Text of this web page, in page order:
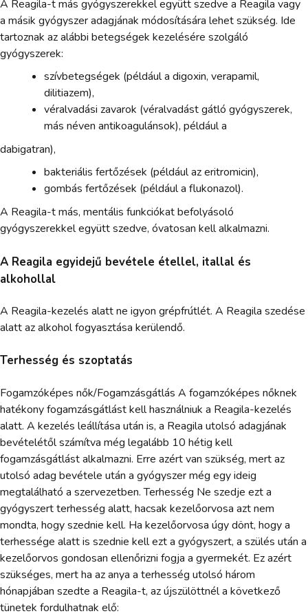
A Reagila-t más gyógyszerekkel együtt szedve a Reagila vagy
a másik gyógyszer adagjának módosítására lehet szükség. Ide
tartoznak az alábbi betegségek kezelésére szolgáló
gyógyszerek:
szívbetegségek (például a digoxin, verapamil,
dilitiazem),
véralvadási zavarok (véralvadást gátló gyógyszerek,
más néven antikoagulánsok), például a
dabigatran),
bakteriális fertőzések (például az eritromicin),
gombás fertőzések (például a flukonazol).
A Reagila-t más, mentális funkciókat befolyásoló
gyógyszerekkel együtt szedve, óvatosan kell alkalmazni.
A Reagila egyidejű bevétele étellel, itallal és
alkohollal
A Reagila-kezelés alatt ne igyon grépfrútlét. A Reagila szedése
alatt az alkohol fogyasztása kerülendő.
Terhesség és szoptatás
Fogamzóképes nők/Fogamzásgátlás A fogamzóképes nőknek
hatékony fogamzásgátlást kell használniuk a Reagila-kezelés
alatt. A kezelés leállítása után is, a Reagila utolsó adagjának
bevételétől számítva még legalább 10 hétig kell
fogamzásgátlást alkalmazni. Erre azért van szükség, mert az
utolsó adag bevétele után a gyógyszer még egy ideig
megtalálható a szervezetben. Terhesség Ne szedje ezt a
gyógyszert terhesség alatt, hacsak kezelőorvosa azt nem
mondta, hogy szednie kell. Ha kezelőorvosa úgy dönt, hogy a
terhessége alatt is szednie kell ezt a gyógyszert, a szülés után a
kezelőorvos gondosan ellenőrizni fogja a gyermekét. Ez azért
szükséges, mert ha az anya a terhesség utolsó három
hónapjában szedte a Reagila-t, az újszülöttnél a következő
tünetek fordulhatnak elő: